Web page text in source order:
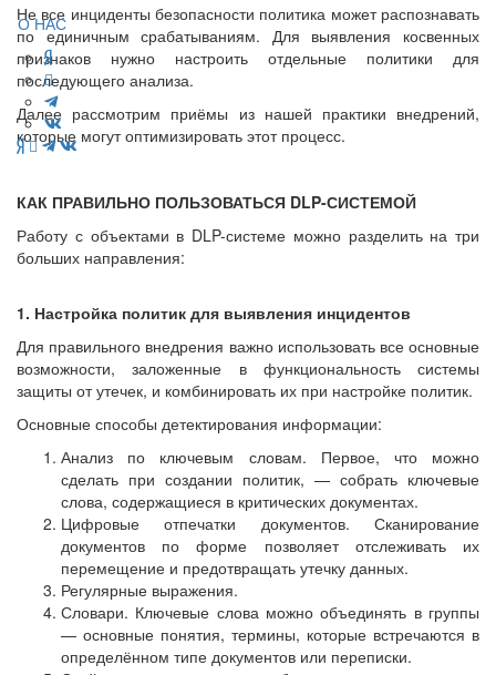
О НАС
Не все инциденты безопасности политика может распознавать
по единичным срабатываниям. Для выявления косвенных
признаков нужно настроить отдельные политики для
последующего анализа.
Далее рассмотрим приёмы из нашей практики внедрений,
которые могут оптимизировать этот процесс.
КАК ПРАВИЛЬНО ПОЛЬЗОВАТЬСЯ DLP-СИСТЕМОЙ
Работу с объектами в DLP-системе можно разделить на три
больших направления:
1. Настройка политик для выявления инцидентов
Для правильного внедрения важно использовать все основные
возможности, заложенные в функциональность системы
защиты от утечек, и комбинировать их при настройке политик.
Основные способы детектирования информации:
Анализ по ключевым словам. Первое, что можно
сделать при создании политик, — собрать ключевые
слова, содержащиеся в критических документах.
Цифровые отпечатки документов. Сканирование
документов по форме позволяет отслеживать их
перемещение и предотвращать утечку данных.
Регулярные выражения.
Словари. Ключевые слова можно объединять в группы
— основные понятия, термины, которые встречаются в
определённом типе документов или переписки.